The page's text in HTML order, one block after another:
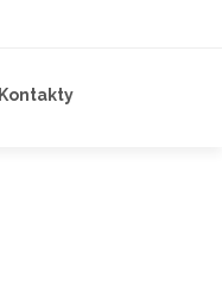
Kontakty